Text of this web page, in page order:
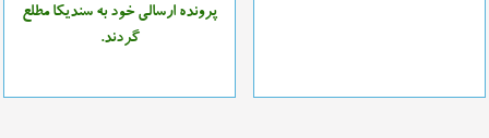
پرونده ارسالی خود به سندیکا مطلع
گردند.